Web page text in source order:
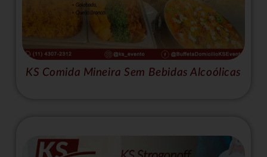
KS Comida Mineira Sem Bebidas Alcoólicas